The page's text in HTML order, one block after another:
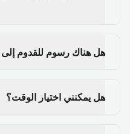
هل هناك رسوم للقدوم
هل يمكنني اختيار الوقت؟